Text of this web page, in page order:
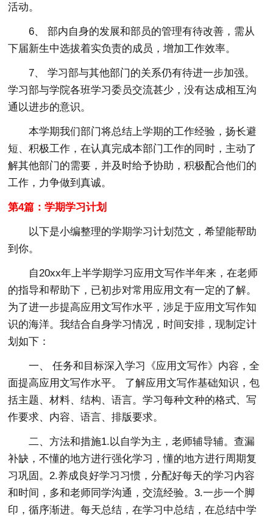
活动。
6、 部内自身的发展和部员的管理有待改善，需从
下届新生中选拔着实负责的成员，增加工作效率。
7、 学习部与其他部门的关系仍有待进一步加强。
学习部与学院各班学习委员交流甚少，没有达成相互沟
通以进步的意识。
本学期我们部门将总结上学期的工作经验，扬长避
短、积极工作，在认真完成本部门工作的同时，主动了
解其他部门的需要，并及时给予协助，积极配合他们的
工作，力争做到真诚。
第4篇：学期学习计划
以下是小编整理的学期学习计划范文，希望能帮助
到你。
自20xx年上半学期学习应用文写作半年来，在老师
的指导和帮助下，已初步对常用应用文有一定的了解。
为了进一步提高应用文写作水平，涉足于应用文写作知
识的海洋。我结合自身学习情况，时间安排，现制定计
划如下：
一、 任务和目标深入学习《应用文写作》内容，全
面提高应用文写作水平。 了解应用文写作基础知识，包
括主题、材料、结构、语言。学习每种文种的格式、写
作要求、内容、语言、排版要求。
二、方法和措施1.以自学为主，老师辅导辅。查漏
补缺，不懂的地方进行强化学习，懂的地方进行周期复
习巩固。2.养成良好学习习惯，分配好每天的学习内容
和时间，多和老师同学沟通，交流经验。3.一步一个脚
印，循序渐进。每天总结，在学习中总结，在总结中学